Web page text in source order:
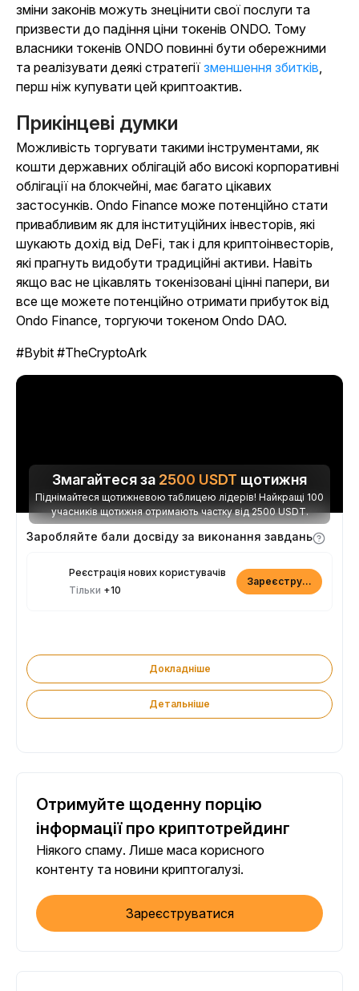
зміни законів можуть знецінити свої послуги та
призвести до падіння ціни токенів ONDO. Тому
власники токенів ONDO повинні бути обережними
та реалізувати деякі стратегії зменшення збитків,
перш ніж купувати цей криптоактив.
Прикінцеві думки
Можливість торгувати такими інструментами, як
кошти державних облігацій або високі корпоративні
облігації на блокчейні, має багато цікавих
застосунків. Ondo Finance може потенційно стати
привабливим як для інституційних інвесторів, які
шукають дохід від DeFi, так і для криптоінвесторів,
які прагнуть видобути традиційні активи. Навіть
якщо вас не цікавлять токенізовані цінні папери, ви
все ще можете потенційно отримати прибуток від
Ondo Finance, торгуючи токеном Ondo DAO.
#Bybit #TheCryptoArk
Змагайтеся за 2500 USDT щотижня
Піднімайтеся щотижневою таблицею лідерів! Найкращі 100
учасників щотижня отримають частку від 2500 USDT.
Заробляйте бали досвіду за виконання завдань
Реєстрація нових користувачів
Тільки +10
Зареєструватися
Докладніше
Детальніше
Отримуйте щоденну порцію
інформації про криптотрейдинг
Ніякого спаму. Лише маса корисного
контенту та новини криптогалузі.
Зареєструватися